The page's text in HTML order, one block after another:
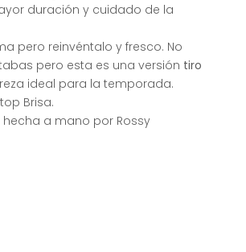
duración y cuidado de la
pero reinvéntalo y fresco. No
pero esta es una versión tiro
ideal para la temporada.
Brisa.
a mano por Rossy